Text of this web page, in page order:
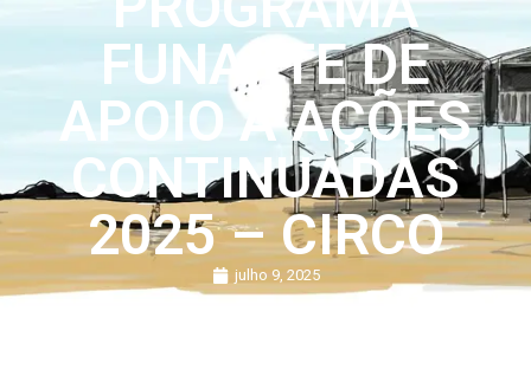
FUNARTE DE
APOIO A AÇÕES
CONTINUADAS
2025 – CIRCO
julho 9, 2025